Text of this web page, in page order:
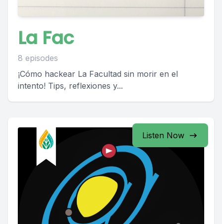
La Fac
8 episodes
¡Cómo hackear La Facultad sin morir en el
intento! Tips, reflexiones y...
Listen Now